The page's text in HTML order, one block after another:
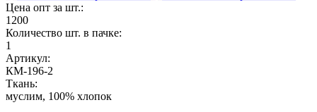
Цена опт за шт.:
1200
Количество шт. в пачке:
1
Артикул:
КМ-196-2
Ткань:
муслим, 100% хлопок